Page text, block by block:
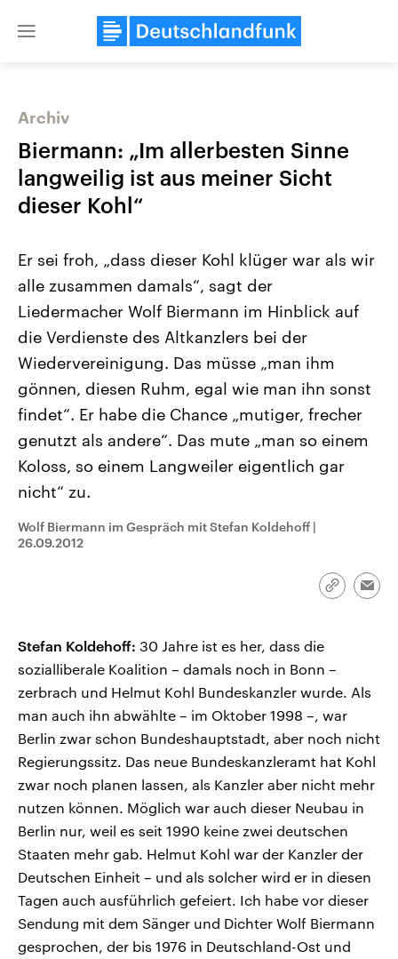
Close
Landtagswahl Sachsen-Anhalt
Alle Informationen
September 2026 einen neuen
Landtag. Seit 2021 wird das
Bundesland von einer Koalition aus
CDU, SPD und FDP regiert.-
Umfragen, Prognosen,
Wahlprogramme, aktuelle Berichte
und Hintergründe zu den Parteien
und Kandidaten der anstehenden
USA
Hintergründe
gehören die Vereinigten
den mächtigsten Ländern
mit großem Einfluss auf
aktuelle Weltgeschehen.
Sendungen Programm Podcasts
Audio-Archiv
Archiv
Biermann: „Im allerbesten Sinne
langweilig ist aus meiner Sicht
dieser Kohl“
Er sei froh, „dass dieser Kohl klüger war als wir
alle zusammen damals“, sagt der
Liedermacher Wolf Biermann im Hinblick auf
die Verdienste des Altkanzlers bei der
Wiedervereinigung. Das müsse „man ihm
gönnen, diesen Ruhm, egal wie man ihn sonst
findet“. Er habe die Chance „mutiger, frecher
genutzt als andere“. Das mute „man so einem
Koloss, so einem Langweiler eigentlich gar
nicht“ zu.
Wolf Biermann im Gespräch mit Stefan Koldehoff |
26.09.2012
Link
Stefan Koldehoff: 30 Jahre ist es her, dass die
sozialliberale Koalition – damals noch in Bonn –
zerbrach und Helmut Kohl Bundeskanzler wurde. Als
man auch ihn abwählte – im Oktober 1998 –, war
Berlin zwar schon Bundeshauptstadt, aber noch nicht
Regierungssitz. Das neue Bundeskanzleramt hat Kohl
zwar noch planen lassen, als Kanzler aber nicht mehr
nutzen können. Möglich war auch dieser Neubau in
Berlin nur, weil es seit 1990 keine zwei deutschen
Staaten mehr gab. Helmut Kohl war der Kanzler der
Deutschen Einheit – und als solcher wird er in diesen
Tagen auch ausführlich gefeiert. Ich habe vor dieser
Sendung mit dem Sänger und Dichter Wolf Biermann
gesprochen, der bis 1976 in Deutschland-Ost und